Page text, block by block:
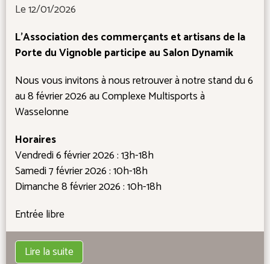
Le 12/01/2026
L'Association des commerçants et artisans de la
Porte du Vignoble participe au Salon Dynamik
Nous vous invitons à nous retrouver à notre stand du 6
au 8 février 2026 au Complexe Multisports à
Wasselonne
Horaires
Vendredi 6 février 2026 : 13h-18h
Samedi 7 février 2026 : 10h-18h
Dimanche 8 février 2026 : 10h-18h
Entrée libre
Lire la suite